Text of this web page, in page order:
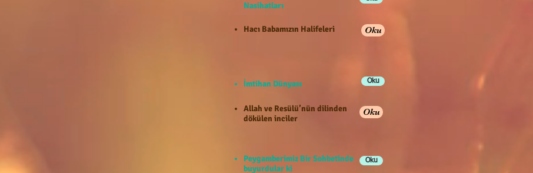
Nasihatları
Oku
Hacı Babamızın Halifeleri
Oku
İmtihan Dünyası
Oku
Allah ve Resülü’nün dilinden
dökülen inciler
Oku
Peygamberimiz Bir Sohbetinde
buyurdular ki